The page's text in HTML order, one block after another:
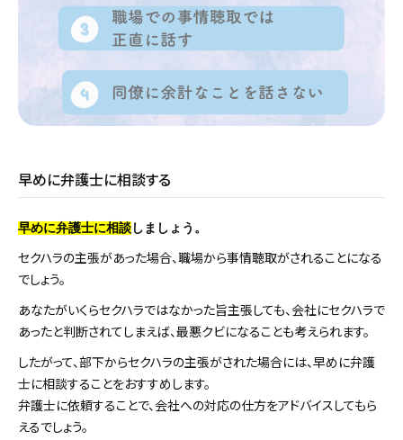
早めに弁護士に相談する
早めに弁護士に相談 しましょう。
セクハラの主張があった場合、職場から事情聴取がされることになる
でしょう。
あなたがいくらセクハラではなかった旨主張しても、会社にセクハラで
あったと判断されてしまえば、最悪クビになることも考えられます。
したがって、部下からセクハラの主張がされた場合には、早めに弁護
士に相談することをおすすめします。
弁護士に依頼することで、会社への対応の仕方をアドバイスしてもら
えるでしょう。